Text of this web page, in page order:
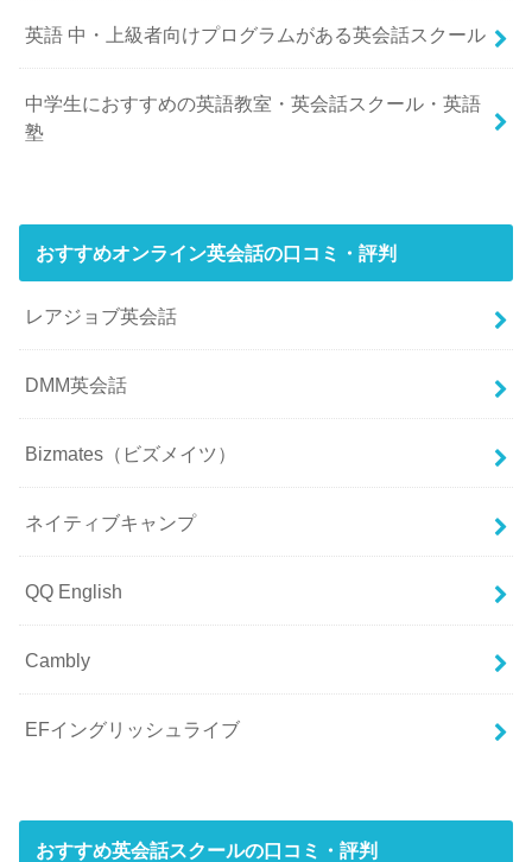
英語 中・上級者向けプログラムがある英会話スクール
中学生におすすめの英語教室・英会話スクール・英語
塾
おすすめオンライン英会話の口コミ・評判
レアジョブ英会話
DMM英会話
Bizmates（ビズメイツ）
ネイティブキャンプ
QQ English
Cambly
EFイングリッシュライブ
おすすめ英会話スクールの口コミ・評判